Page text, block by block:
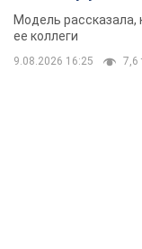
стороне
Модель рассказала,
ее коллеги
9.08.2026 16:25 7,6